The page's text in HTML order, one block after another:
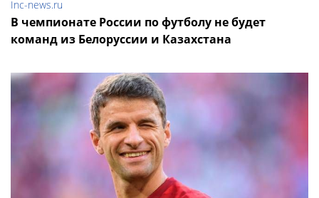
Inc-news.ru
В чемпионате России по футболу не будет
команд из Белоруссии и Казахстана